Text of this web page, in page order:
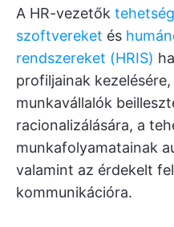
A HR-vezetők
szoftvereket és
rendszereket (HRIS)
profiljainak
munkavállalók
racionalizálására, a
munkafolyamatainak
valamint az érdekelt
kommunikációra.